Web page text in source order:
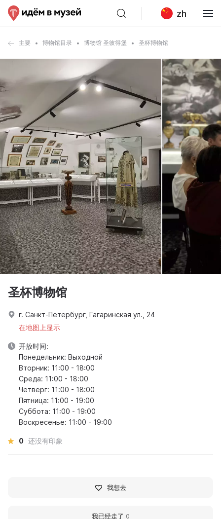
zh
主要 博物馆目录 博物馆 圣彼得堡 圣杯博物馆
圣杯博物馆
г. Санкт-Петербург, Гагаринская ул., 24
在地图上显示
开放时间:
Понедельник: Выходной
Вторник: 11:00 - 18:00
Среда: 11:00 - 18:00
Четверг: 11:00 - 18:00
Пятница: 11:00 - 19:00
Суббота: 11:00 - 19:00
Воскресенье: 11:00 - 19:00
0 还没有印象
我想去
我已经走了 0